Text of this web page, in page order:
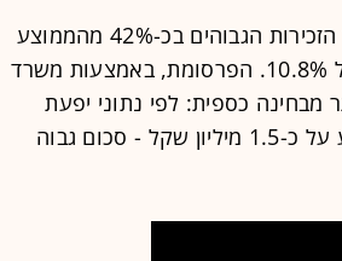
הפרסומת של בזק היא הזכורה ביותר עם שיעור הזכירות הגבוהים בכ-42% מהממוצע
החצי-שנתי של הפרסומות המובילות, העומד על 10.8%. הפרסומת, באמצעות משרד
כספית: לפי נתוני יפעת
בקרת פרסום, ההשקעה בקמפיין עומדת השבוע על כ-1.5 מיליון שקל - סכום גבוה